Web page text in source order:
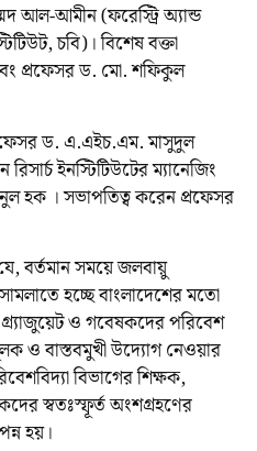
আল-আমীন (ফরেস্ট্রি অ্যান্ড
চবি)। বিশেষ বক্তা
প্রফেসর ড. মো. শফিকুল
ড. এ.এইচ.এম. মাসুদুল
ইনস্টিটিউটের ম্যানেজিং
হক । সভাপতিত্ব করেন প্রফেসর
বর্তমান সময়ে জলবায়ু
হচ্ছে বাংলাদেশের মতো
ও গবেষকদের পরিবেশ
ও বাস্তবমুখী উদ্যোগ নেওয়ার
বিভাগের শিক্ষক,
স্বতঃস্ফূর্ত অংশগ্রহণের
হয়।